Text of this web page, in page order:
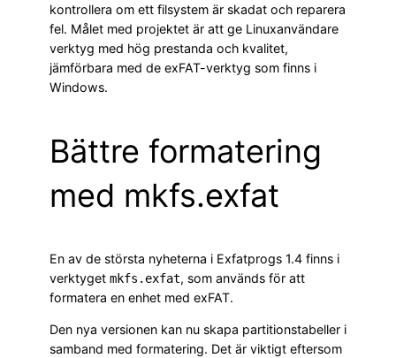
kontrollera om ett filsystem är skadat och reparera
fel. Målet med projektet är att ge Linuxanvändare
verktyg med hög prestanda och kvalitet,
jämförbara med de exFAT-verktyg som finns i
Windows.
Bättre formatering
med mkfs.exfat
En av de största nyheterna i Exfatprogs 1.4 finns i
verktyget mkfs.exfat, som används för att
formatera en enhet med exFAT.
Den nya versionen kan nu skapa partitionstabeller i
samband med formatering. Det är viktigt eftersom